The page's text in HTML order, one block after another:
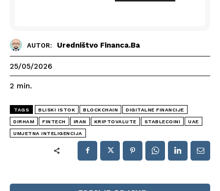
AUTOR: Uredništvo Financa.ba
25/05/2026
2 min.
TAGS BLISKI ISTOK BLOCKCHAIN DIGITALNE FINANCIJE
DIRHAM FINTECH IRAN KRIPTOVALUTE STABLECOINI UAE
UMJETNA INTELIGENCIJA